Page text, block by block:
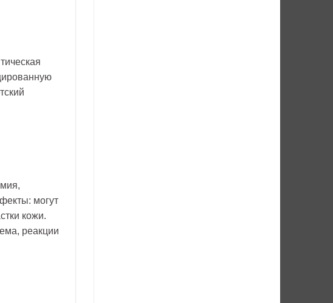
могут
кожи.
реакции